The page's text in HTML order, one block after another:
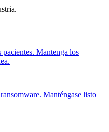
pacientes. Mantenga los
Manténgase listo